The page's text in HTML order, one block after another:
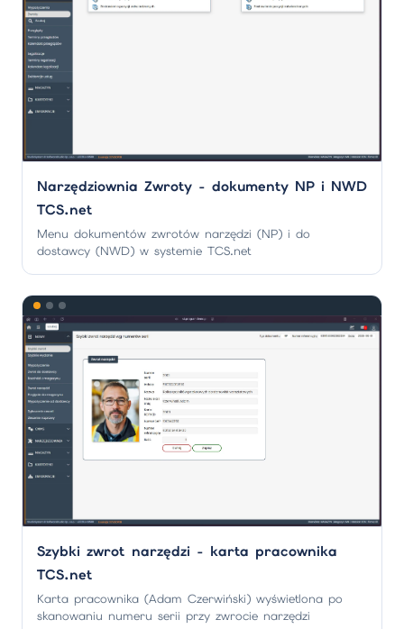
Narzędziownia Zwroty - dokumenty NP i NWD
TCS.net
Menu dokumentów zwrotów narzędzi (NP) i do
dostawcy (NWD) w systemie TCS.net
Szybki zwrot narzędzi - karta pracownika
TCS.net
Karta pracownika (Adam Czerwiński) wyświetlona po
skanowaniu numeru serii przy zwrocie narzędzi